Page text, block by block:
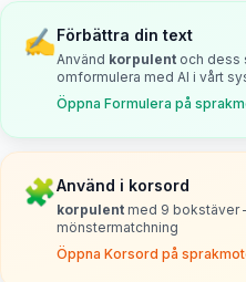
✍️Förbättra din text
Använd korpulentoch dess
omformulera med AI i vårt
Öppna Formulera på
🧩Använd i korsord
korpulentmed 9 bokstäver
mönstermatchning
Öppna Korsord på